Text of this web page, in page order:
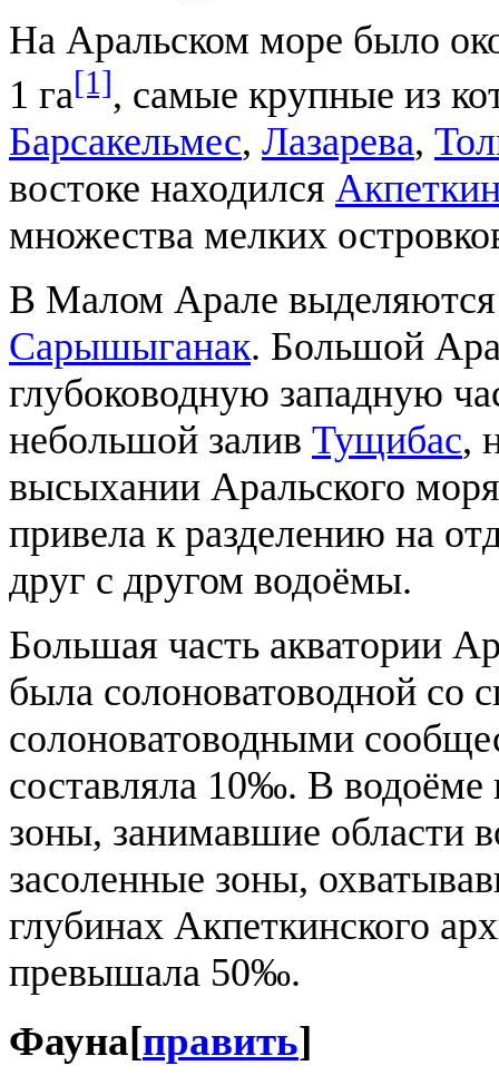
На Аральском море было
1 га[1], самые крупные из
Барсакельмес, Лазарева,
востоке находился
множества мелких
В Малом Арале
Сарышыганак. Большой
глубоководную западную
небольшой залив Тущибас,
высыхании Аральского
привела к разделению на
друг с другом водоёмы.
Большая часть акватории
была солоноватоводной со
солоноватоводными
составляла 10‰. В водоёме
зоны, занимавшие области
засоленные зоны,
глубинах Акпеткинского
превышала 50‰.
Фауна[править]